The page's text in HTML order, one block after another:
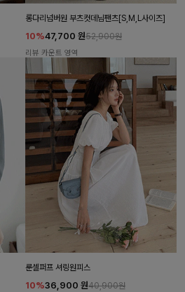
롱다리넘버원 부츠컷데님팬츠[S,M,L사이즈]
10%47,700 원52,900원
리뷰 카운트 영역
룬셀퍼프 셔링원피스
10%36,900 원40,900원